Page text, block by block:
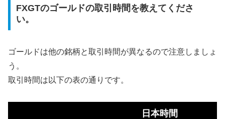
FXGTのゴールドの取引時間を教えてくださ
い。
ゴールドは他の銘柄と取引時間が異なるので注意しましょ
う。
取引時間は以下の表の通りです。
日本時間